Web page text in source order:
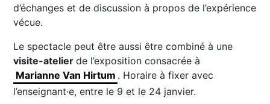
d’échanges et de discussion à propos de l’expérience
vécue.
Le spectacle peut être aussi être combiné à une
visite-atelierde l’exposition consacrée à
Marianne Van Hirtum . Horaire à fixer avec
l’enseignant·e, entre le 9 et le 24 janvier.